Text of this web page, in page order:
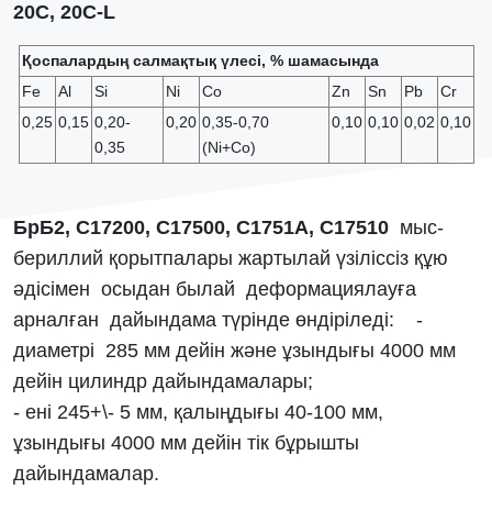
20С, 20С-L
Қоспалардың салмақтық үлесі, % шамасында
Fe
Al Si Ni Со Zn Sn Pb
Cr
0,25 0,15 0,20-
0,35
0,20 0,35-0,70
(Ni+Co)
0,10 0,10 0,02 0,10
БрБ2, С17200, С17500, С1751A, С17510 мыс-
бериллий қорытпалары жартылай үзіліссіз құю
әдісімен осыдан былай деформациялауға
арналған дайындама түрінде өндіріледі: -
диаметрі 285 мм дейін және ұзындығы 4000 мм
дейін цилиндр дайындамалары;
- ені 245+\- 5 мм, қалыңдығы 40-100 мм,
ұзындығы 4000 мм дейін тік бұрышты
дайындамалар.